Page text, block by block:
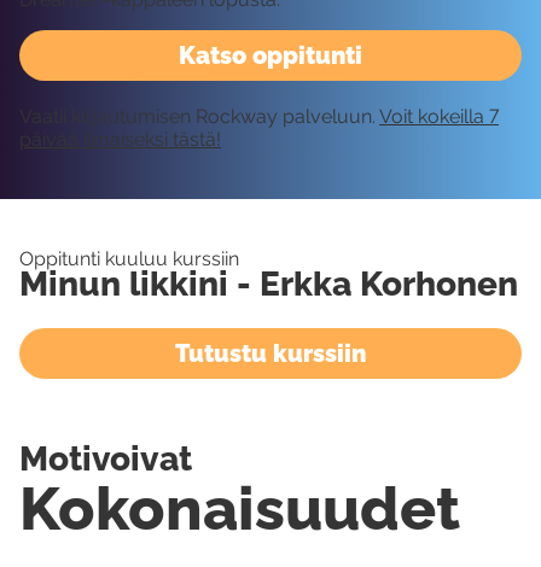
Katso oppitunti
Vaatii kirjautumisen Rockway palveluun. Voit kokeilla 7
päivää ilmaiseksi tästä!
Oppitunti kuuluu kurssiin
Minun likkini - Erkka Korhonen
Tutustu kurssiin
Kokonaisuudet
Motivoivat